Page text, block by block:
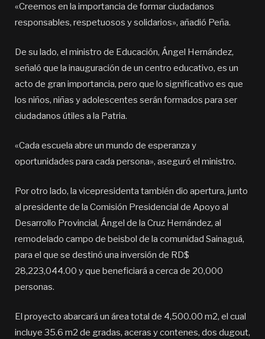
«Creemos en la importancia de formar ciudadanos
responsables, respetuosos y solidarios», añadió Peña.
De su lado, el ministro de Educación, Ángel Hernández,
señaló que la inauguración de un centro educativo, es un
acto de gran importancia, pero que lo significativo es que
los niños, niñas y adolescentes serán formados para ser
ciudadanos útiles a la Patria.
«Cada escuela abre un mundo de esperanza y
oportunidades para cada persona», aseguró el ministro.
Por otro lado, la vicepresidenta también dio apertura, junto
al presidente de la Comisión Presidencial de Apoyo al
Desarrollo Provincial, Ángel de la Cruz Hernández, al
remodelado campo de beisbol de la comunidad Sainaguá,
para el que se destinó una inversión de RD$
28,223,044.00 y que beneficiará a cerca de 20,000
personas.
El proyecto abarcará un área total de 4,500.00 m2, el cual
incluye 35.6 m2 de gradas, aceras y contenes, dos dugout,